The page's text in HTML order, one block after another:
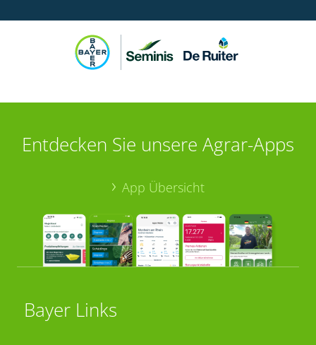
Entdecken Sie unsere Agrar-Apps
App Übersicht
Bayer Links